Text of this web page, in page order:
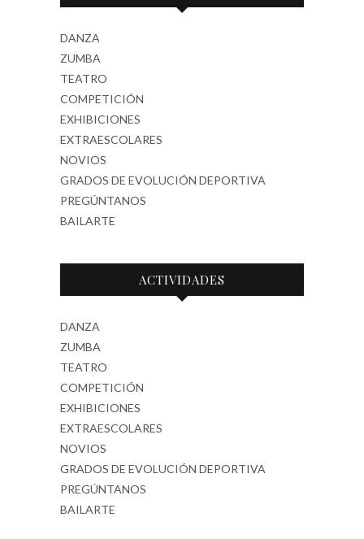
DANZA
ZUMBA
TEATRO
COMPETICIÓN
EXHIBICIONES
EXTRAESCOLARES
NOVIOS
GRADOS DE EVOLUCIÓN DEPORTIVA
PREGÚNTANOS
BAILARTE
ACTIVIDADES
DANZA
ZUMBA
TEATRO
COMPETICIÓN
EXHIBICIONES
EXTRAESCOLARES
NOVIOS
GRADOS DE EVOLUCIÓN DEPORTIVA
PREGÚNTANOS
BAILARTE